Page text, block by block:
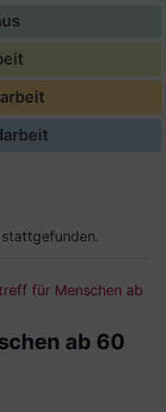
für Menschen ab
ab 60